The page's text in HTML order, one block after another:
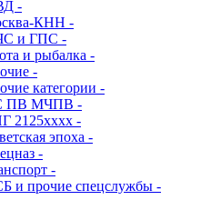
-
КНН -
и ГПС -
и рыбалка -
-
категории -
ПВ МЧПВ -
2125хххх -
эпоха -
-
-
и прочие спецслужбы -